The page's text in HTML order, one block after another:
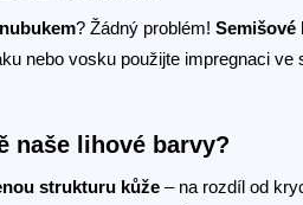
? Žádný problém! Semišové
nebo vosku použijte impregnaci ve
naše lihové barvy?
strukturu kůže – na rozdíl od